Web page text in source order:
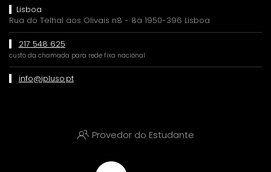
Lisboa
Rua do Telhal aos Olivais n8 - 8a 1950-396 Lisboa
217 548 625
custo da chamada para rede fixa nacional
info@ipluso.pt
Provedor do Estudante